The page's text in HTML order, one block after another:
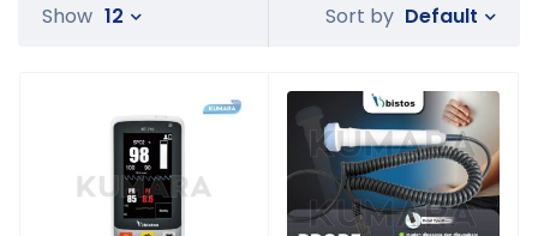
Sort by Default
Show 12